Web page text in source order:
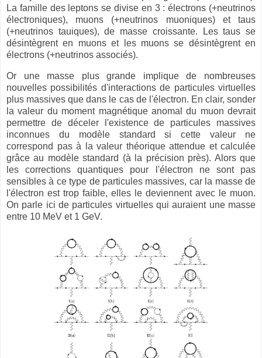
La famille des leptons se divise en 3 : électrons (+neutrinos
électroniques), muons (+neutrinos muoniques) et taus
(+neutrinos tauiques), de masse croissante. Les taus se
désintègrent en muons et les muons se désintègrent en
électrons (+neutrinos associés).
Or une masse plus grande implique de nombreuses
nouvelles possibilités d'interactions de particules virtuelles
plus massives que dans le cas de l'électron. En clair, sonder
la valeur du moment magnétique anomal du muon devrait
permettre de déceler l'existence de particules massives
inconnues du modèle standard si cette valeur ne
correspond pas à la valeur théorique attendue et calculée
grâce au modèle standard (à la précision près). Alors que
les corrections quantiques pour l'électron ne sont pas
sensibles à ce type de particules massives, car la masse de
l'électron est trop faible, elles le deviennent avec le muon.
On parle ici de particules virtuelles qui auraient une masse
entre 10 MeV et 1 GeV.